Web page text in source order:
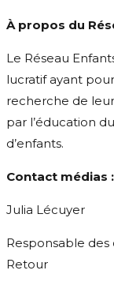
À propos du
Le Réseau
lucratif ayant
recherche de
par l’éducation
d’enfants.
Contact médias :
Julia Lécuyer
Responsable
Retour